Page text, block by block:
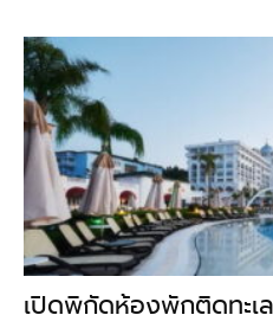
เปิดพิกัดห้องพักติดทะเ